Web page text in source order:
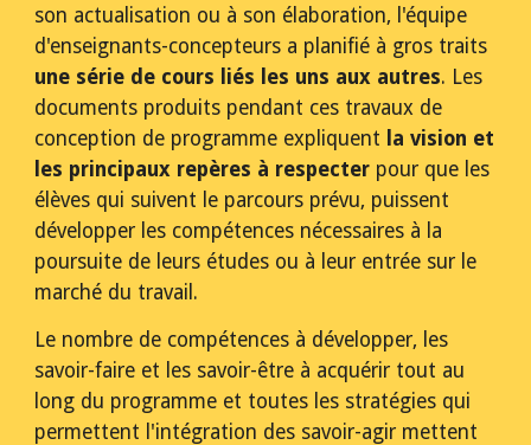
son actualisation ou à son élaboration, l'équipe
une série de cours liés les uns aux autres. Les
documents produits pendant ces travaux de
conception de programme expliquent la vision et
les principaux repères à respecter pour que les
élèves qui suivent le parcours prévu, puissent
développer les compétences nécessaires à la
poursuite de leurs études ou à leur entrée sur le
marché du travail.
Le nombre de compétences à développer, les
savoir-faire et les savoir-être à acquérir tout au
long du programme et toutes les stratégies qui
permettent l'intégration des savoir-agir mettent